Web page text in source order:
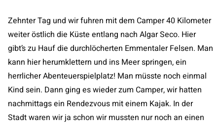
Zehnter Tag und wir fuhren mit dem Camper 40 Kilometer
weiter östlich die Küste entlang nach Algar Seco. Hier
gibt’s zu Hauf die durchlöcherten Emmentaler Felsen. Man
kann hier herumklettern und ins Meer springen, ein
herrlicher Abenteuerspielplatz! Man müsste noch einmal
Kind sein. Dann ging es wieder zum Camper, wir hatten
nachmittags ein Rendezvous mit einem Kajak. In der
Stadt waren wir ja schon wir mussten nur noch an einen